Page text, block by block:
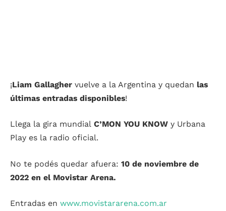
¡Liam Gallagher vuelve a la Argentina y quedan las
últimas entradas disponibles!
Llega la gira mundial C’MON YOU KNOW y Urbana
Play es la radio oficial.
No te podés quedar afuera: 10 de noviembre de
2022 en el Movistar Arena.
Entradas en www.movistararena.com.ar